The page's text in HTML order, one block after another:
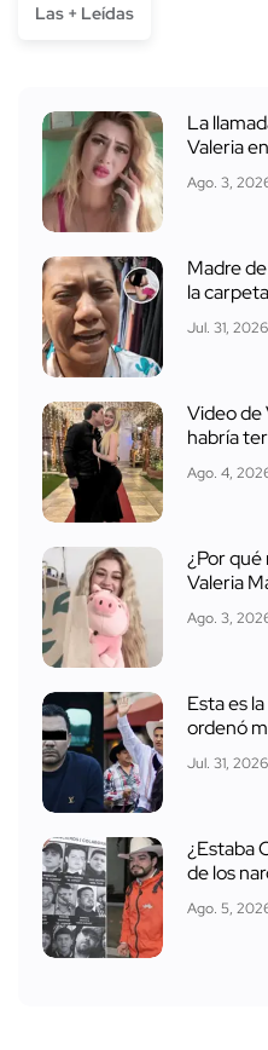
Las + Leídas
La
Valeria
Ago. 3,
Madre
la
Jul. 31, 2026
Video de
habría
Ago. 4,
¿Por qué
Valeria
Ago. 3,
Esta es
ordenó
Jul. 31, 2026
¿Estaba
de los
Ago. 5,